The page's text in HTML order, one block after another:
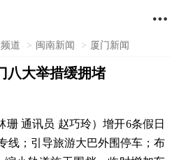

道 > 闽南新闻 > 厦门新闻
八大举措缓拥堵
珊 通讯员 赵巧玲）增开6条假日
线；引导旅游大巴外围停车；布